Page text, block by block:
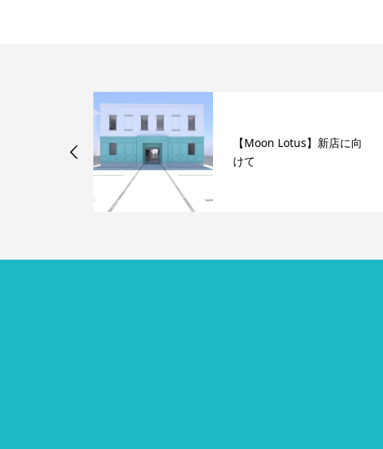
【Moon Lotus】新店に向
けて